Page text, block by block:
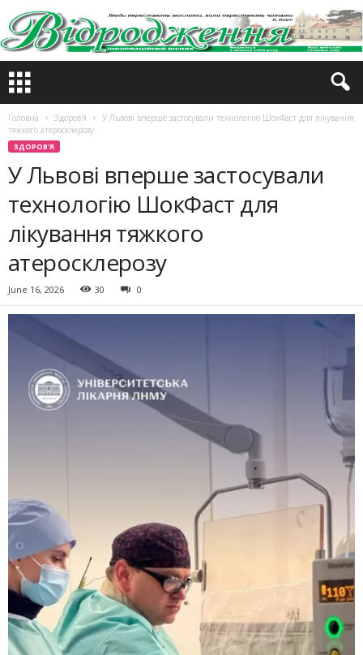
Головна Здоров'я
У Львові вперше застосували технологію ШокФаст для лікування
тяжкого атеросклерозу
ЗДОРОВ'Я
У Львові вперше застосували
технологію ШокФаст для
лікування тяжкого
атеросклерозу
June 16, 2026 30 0